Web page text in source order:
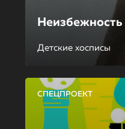
Детские хосписы
СПЕЦПРОЕКТ